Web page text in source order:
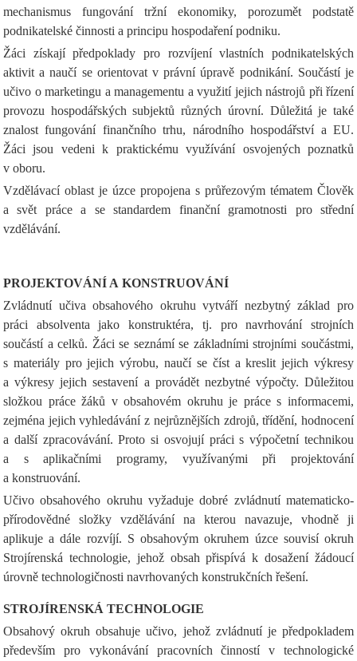
mechanismus fungování tržní ekonomiky, porozumět podstatě
podnikatelské činnosti a principu hospodaření podniku.
Žáci získají předpoklady pro rozvíjení vlastních podnikatelských
aktivit a naučí se orientovat v právní úpravě podnikání. Součástí je
učivo o marketingu a managementu a využití jejich nástrojů při řízení
provozu hospodářských subjektů různých úrovní. Důležitá je také
znalost fungování finančního trhu, národního hospodářství a EU.
Žáci jsou vedeni k praktickému využívání osvojených poznatků
v oboru.
Vzdělávací oblast je úzce propojena s průřezovým tématem Člověk
a svět práce a se standardem finanční gramotnosti pro střední
vzdělávání.
PROJEKTOVÁNÍ A KONSTRUOVÁNÍ
Zvládnutí učiva obsahového okruhu vytváří nezbytný základ pro
práci absolventa jako konstruktéra, tj. pro navrhování strojních
součástí a celků. Žáci se seznámí se základními strojními součástmi,
s materiály pro jejich výrobu, naučí se číst a kreslit jejich výkresy
a výkresy jejich sestavení a provádět nezbytné výpočty. Důležitou
složkou práce žáků v obsahovém okruhu je práce s informacemi,
zejména jejich vyhledávání z nejrůznějších zdrojů, třídění, hodnocení
a další zpracovávání. Proto si osvojují práci s výpočetní technikou
a s aplikačními programy, využívanými při projektování
a konstruování.
Učivo obsahového okruhu vyžaduje dobré zvládnutí matematicko-
přírodovědné složky vzdělávání na kterou navazuje, vhodně ji
aplikuje a dále rozvíjí. S obsahovým okruhem úzce souvisí okruh
Strojírenská technologie, jehož obsah přispívá k dosažení žádoucí
úrovně technologičnosti navrhovaných konstrukčních řešení.
STROJÍRENSKÁ TECHNOLOGIE
Obsahový okruh obsahuje učivo, jehož zvládnutí je předpokladem
především pro vykonávání pracovních činností v technologické